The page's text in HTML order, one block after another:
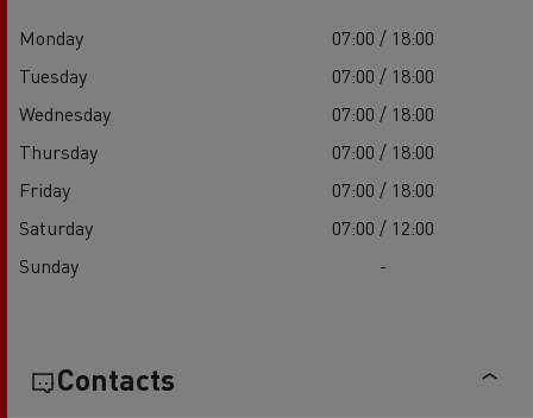
Monday
07:00 / 18:00
Tuesday
07:00 / 18:00
Wednesday
07:00 / 18:00
Thursday
07:00 / 18:00
Friday
07:00 / 18:00
Saturday
07:00 / 12:00
Sunday
-
Contacts